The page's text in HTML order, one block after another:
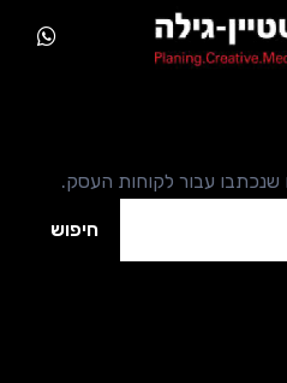
שנכתבו עבור לקוחות העסק.
חיפוש